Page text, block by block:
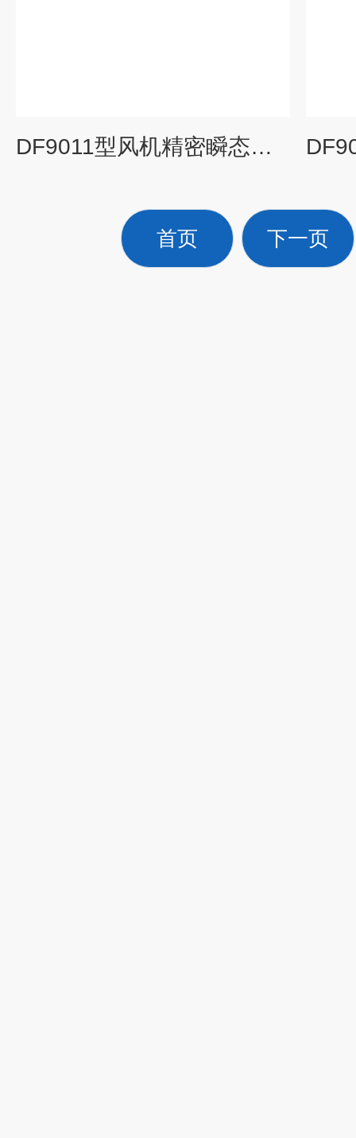
DF9011型风机精密瞬态转速监测仪表
首页 下一页